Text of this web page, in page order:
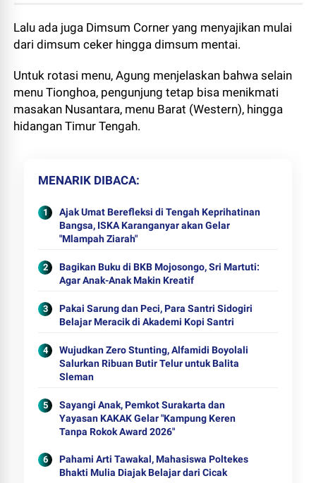
Lalu ada juga Dimsum Corner yang menyajikan mulai
dari dimsum ceker hingga dimsum mentai.
Untuk rotasi menu, Agung menjelaskan bahwa selain
menu Tionghoa, pengunjung tetap bisa menikmati
masakan Nusantara, menu Barat (Western), hingga
hidangan Timur Tengah.
MENARIK DIBACA
Ajak Umat Berefleksi di Tengah Keprihatinan
Bangsa, ISKA Karanganyar akan Gelar
"Mlampah Ziarah"
Bagikan Buku di BKB Mojosongo, Sri Martuti:
Agar Anak-Anak Makin Kreatif
Pakai Sarung dan Peci, Para Santri Sidogiri
Belajar Meracik di Akademi Kopi Santri
Wujudkan Zero Stunting, Alfamidi Boyolali
Salurkan Ribuan Butir Telur untuk Balita
Sleman
Sayangi Anak, Pemkot Surakarta dan
Yayasan KAKAK Gelar "Kampung Keren
Tanpa Rokok Award 2026"
Pahami Arti Tawakal, Mahasiswa Poltekes
Bhakti Mulia Diajak Belajar dari Cicak